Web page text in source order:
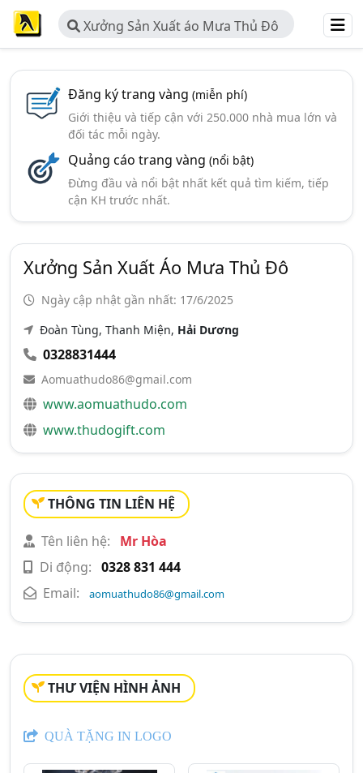
Xưởng Sản Xuất áo Mưa Thủ Đô
Đăng ký trang vàng (miễn phí)
Giới thiệu và tiếp cận với 250.000 nhà mua lớn và
đối tác mỗi ngày.
Quảng cáo trang vàng (nổi bật)
Đừng đầu và nổi bật nhất kết quả tìm kiếm, tiếp
cận KH trước nhất.
Xưởng Sản Xuất Áo Mưa Thủ Đô
Ngày cập nhật gần nhất: 17/6/2025
Đoàn Tùng, Thanh Miện, Hải Dương
0328831444
Aomuathudo86@gmail.com
www.aomuathudo.com
www.thudogift.com
THÔNG TIN LIÊN HỆ
Tên liên hệ:
Mr Hòa
Di động: 0328 831 444
Email:
aomuathudo86@gmail.com
THƯ VIỆN HÌNH ẢNH
QUÀ TẶNG IN LOGO